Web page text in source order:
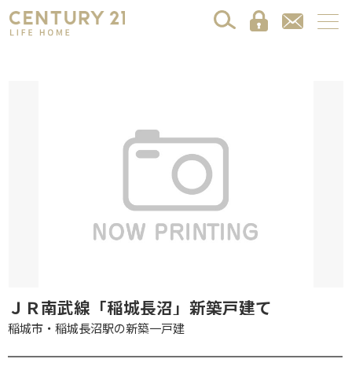
ＪＲ南武線「稲城長沼」新築戸建て
稲城市・稲城長沼駅の新築一戸建